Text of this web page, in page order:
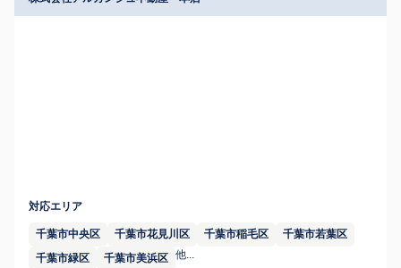
対応エリア
千葉市中央区 千葉市花見川区 千葉市稲毛区
千葉市若葉区
千葉市緑区
千葉市美浜区 他...